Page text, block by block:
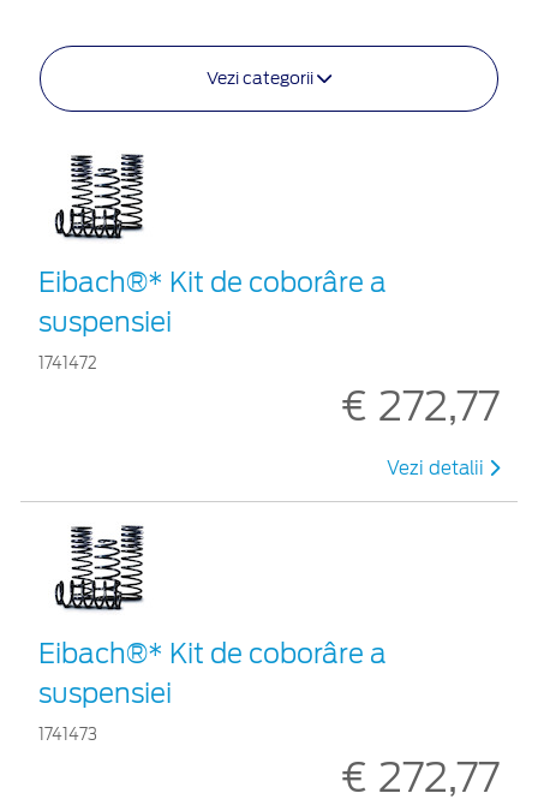
Vezi categorii
Eibach®* Kit de coborâre a
suspensiei
1741472
€ 272,77
Vezi detalii
Eibach®* Kit de coborâre a
suspensiei
1741473
€ 272,77